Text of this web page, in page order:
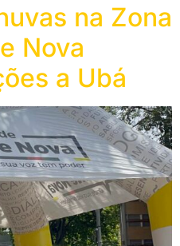
na Zona
Nova
a Ubá